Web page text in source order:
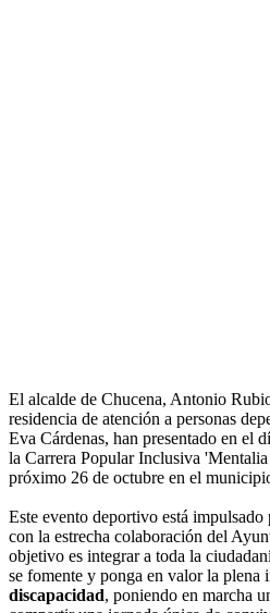
El alcalde de Chucena, Antonio
residencia de atención a personas
Eva Cárdenas, han presentado en el
la Carrera Popular Inclusiva
próximo 26 de octubre en el
Este evento deportivo está
con la estrecha colaboración del
objetivo es integrar a toda la
se fomente y ponga en valor la plena
discapacidad, poniendo en marcha